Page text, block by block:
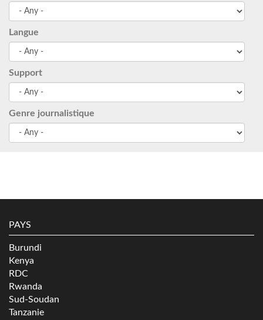
Langue
Support
Genre journalistique
PAYS
Burundi
Kenya
RDC
Rwanda
Sud-Soudan
Tanzanie